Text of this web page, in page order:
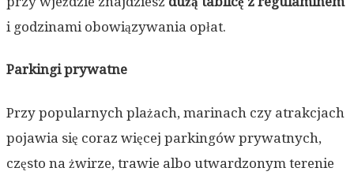
i godzinami obowiązywania opłat.
Parkingi prywatne
Przy popularnych plażach, marinach czy atrakcjach
pojawia się coraz więcej parkingów prywatnych,
często na żwirze, trawie albo utwardzonym terenie